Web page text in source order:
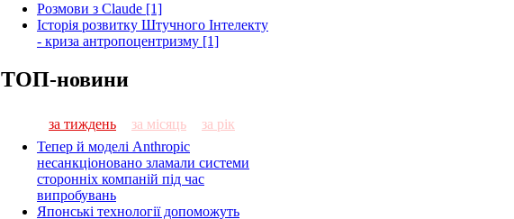
Розмови з Claude [1]
Історія розвитку Штучного Інтелекту
- криза антропоцентризму [1]
ТОП-новини
за тиждень за місяць
за рік
Тепер й моделі Anthropic
несанкціоновано зламали системи
сторонніх компаній під час
випробувань
Японські технології допоможуть